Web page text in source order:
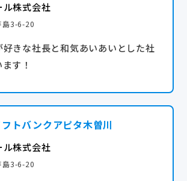
ル株式会社
島3-6-20
きな社長と和気あいあいとした社
す！
トバンクアピタ木曽川
ル株式会社
島3-6-20